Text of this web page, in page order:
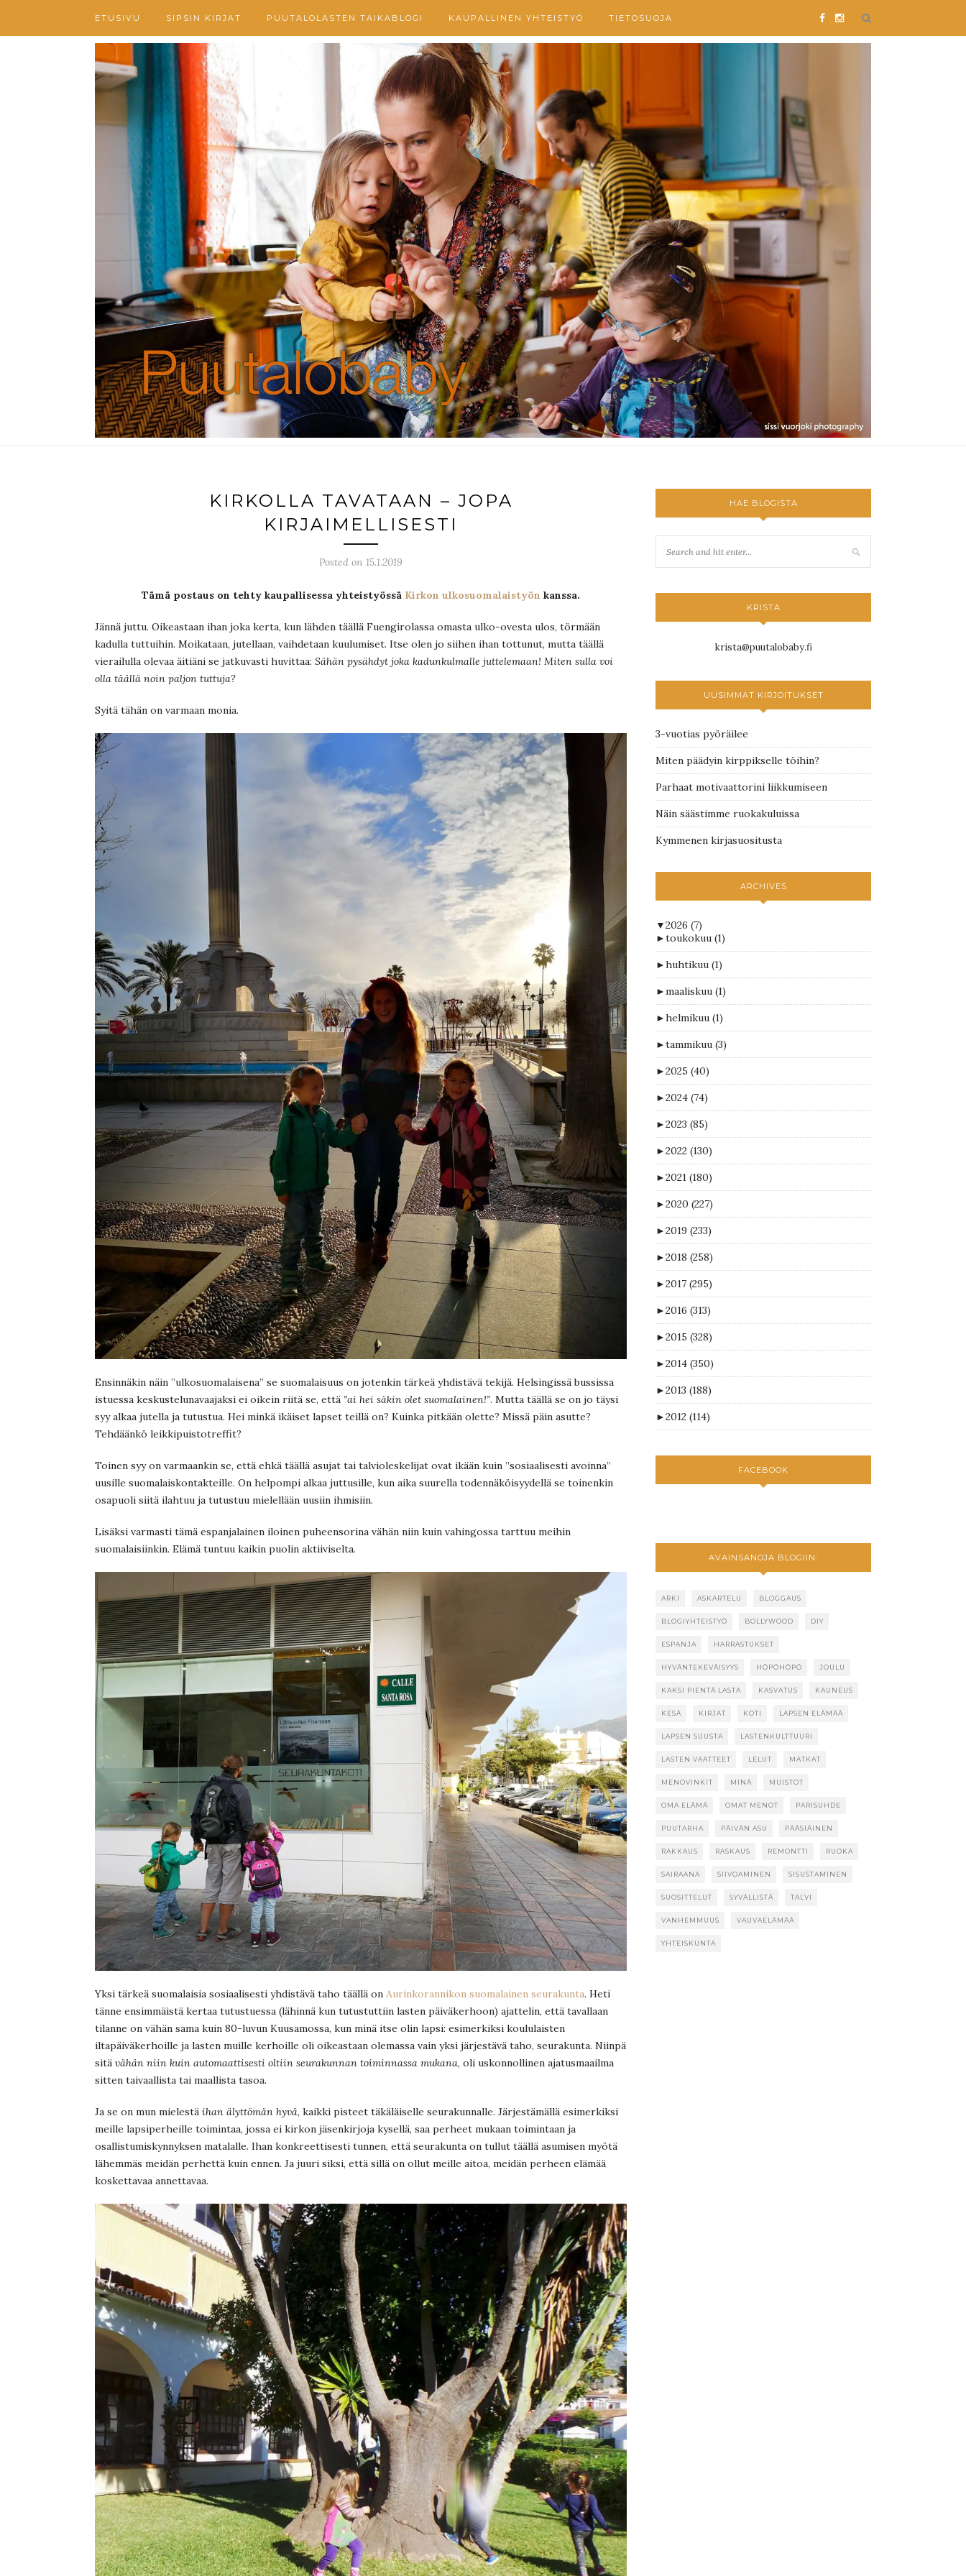
ETUSIVU SIPSIN KIRJAT PUUTALOLASTEN TAIKABLOGI KAUPALLINEN YHTEISTYÖ TIETOSUOJA
KIRKOLLA TAVATAAN – JOPA
KIRJAIMELLISESTI
Posted on 15.1.2019
Tämä postaus on tehty kaupallisessa yhteistyössä Kirkon ulkosuomalaistyön kanssa.
Jännä juttu. Oikeastaan ihan joka kerta, kun lähden täällä Fuengirolassa omasta ulko-ovesta ulos, törmään
kadulla tuttuihin. Moikataan, jutellaan, vaihdetaan kuulumiset. Itse olen jo siihen ihan tottunut, mutta täällä
vierailulla olevaa äitiäni se jatkuvasti huvittaa: Sähän pysähdyt joka kadunkulmalle juttelemaan! Miten sulla voi
olla täällä noin paljon tuttuja?
Syitä tähän on varmaan monia.
Ensinnäkin näin ”ulkosuomalaisena” se suomalaisuus on jotenkin tärkeä yhdistävä tekijä. Helsingissä bussissa
istuessa keskustelunavaajaksi ei oikein riitä se, että ”ai hei säkin olet suomalainen!”. Mutta täällä se on jo täysi
syy alkaa jutella ja tutustua. Hei minkä ikäiset lapset teillä on? Kuinka pitkään olette? Missä päin asutte?
Tehdäänkö leikkipuistotreffit?
Toinen syy on varmaankin se, että ehkä täällä asujat tai talvioleskelijat ovat ikään kuin ”sosiaalisesti avoinna”
uusille suomalaiskontakteille. On helpompi alkaa juttusille, kun aika suurella todennäköisyydellä se toinenkin
osapuoli siitä ilahtuu ja tutustuu mielellään uusiin ihmisiin.
Lisäksi varmasti tämä espanjalainen iloinen puheensorina vähän niin kuin vahingossa tarttuu meihin
suomalaisiinkin. Elämä tuntuu kaikin puolin aktiiviselta.
Yksi tärkeä suomalaisia sosiaalisesti yhdistävä taho täällä on Aurinkorannikon suomalainen seurakunta. Heti
tänne ensimmäistä kertaa tutustuessa (lähinnä kun tutustuttiin lasten päiväkerhoon) ajattelin, että tavallaan
tilanne on vähän sama kuin 80-luvun Kuusamossa, kun minä itse olin lapsi: esimerkiksi koululaisten
iltapäiväkerhoille ja lasten muille kerhoille oli oikeastaan olemassa vain yksi järjestävä taho, seurakunta. Niinpä
sitä vähän niin kuin automaattisesti oltiin seurakunnan toiminnassa mukana, oli uskonnollinen ajatusmaailma
sitten taivaallista tai maallista tasoa.
Ja se on mun mielestä ihan älyttömän hyvä, kaikki pisteet täkäläiselle seurakunnalle. Järjestämällä esimerkiksi
meille lapsiperheille toimintaa, jossa ei kirkon jäsenkirjoja kysellä, saa perheet mukaan toimintaan ja
osallistumiskynnyksen matalalle. Ihan konkreettisesti tunnen, että seurakunta on tullut täällä asumisen myötä
lähemmäs meidän perhettä kuin ennen. Ja juuri siksi, että sillä on ollut meille aitoa, meidän perheen elämää
koskettavaa annettavaa.
HAE BLOGISTA
KRISTA
krista@puutalobaby.fi
UUSIMMAT KIRJOITUKSET
3-vuotias pyöräilee
Miten päädyin kirppikselle töihin?
Parhaat motivaattorini liikkumiseen
Näin säästimme ruokakuluissa
Kymmenen kirjasuositusta
ARCHIVES
▼2026 (7)
►toukokuu (1)
►huhtikuu (1)
►maaliskuu (1)
►helmikuu (1)
►tammikuu (3)
►2025 (40)
►2024 (74)
►2023 (85)
►2022 (130)
►2021 (180)
►2020 (227)
►2019 (233)
►2018 (258)
►2017 (295)
►2016 (313)
►2015 (328)
►2014 (350)
►2013 (188)
►2012 (114)
FACEBOOK
AVAINSANOJA BLOGIIN:
ARKI ASKARTELU BLOGGAUS
BLOGIYHTEISTYÖ BOLLYWOOD DIY
ESPANJA HARRASTUKSET
HYVÄNTEKEVÄISYYS HÖPÖHÖPÖ JOULU
KAKSI PIENTÄ LASTA KASVATUS KAUNEUS
KESÄ KIRJAT KOTI LAPSEN ELÄMÄÄ
LAPSEN SUUSTA LASTENKULTTUURI
LASTEN VAATTEET LELUT MATKAT
MENOVINKIT MINÄ MUISTOT
OMA ELÄMÄ OMAT MENOT PARISUHDE
PUUTARHA PÄIVÄN ASU PÄÄSIÄINEN
RAKKAUS RASKAUS REMONTTI RUOKA
SAIRAANA SIIVOAMINEN SISUSTAMINEN
SUOSITTELUT SYVÄLLISTÄ TALVI
VANHEMMUUS VAUVAELÄMÄÄ
YHTEISKUNTA